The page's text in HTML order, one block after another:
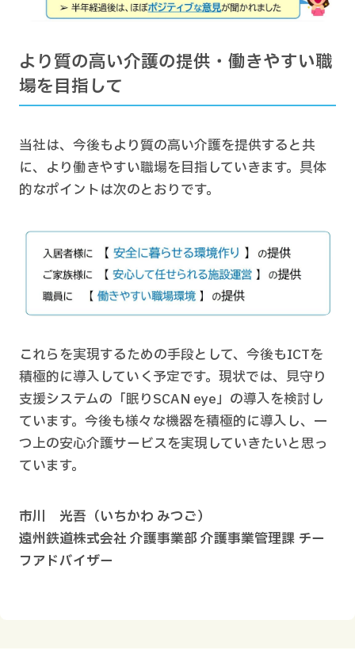
より質の高い介護の提供・働きやすい職
場を目指して
当社は、今後もより質の高い介護を提供すると共
に、より働きやすい職場を目指していきます。具体
的なポイントは次のとおりです。
これらを実現するための手段として、今後もICTを
積極的に導入していく予定です。現状では、見守り
支援システムの「眠りSCAN eye」の導入を検討し
ています。今後も様々な機器を積極的に導入し、一
つ上の安心介護サービスを実現していきたいと思っ
ています。
市川 光吾（いちかわ みつご）
遠州鉄道株式会社 介護事業部 介護事業管理課 チー
フアドバイザー